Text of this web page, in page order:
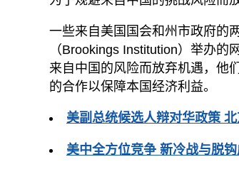
一些来自美国国会和州市政府的
（Brookings Institution）举办
来自中国的风险而放弃机遇，他
的合作以保障本国经济利益。
美副总统候选人辩对华政策
美中全方位竞争 新冷战与脱钩